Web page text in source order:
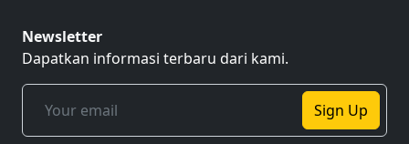
Newsletter
Dapatkan informasi terbaru dari kami.
Sign Up